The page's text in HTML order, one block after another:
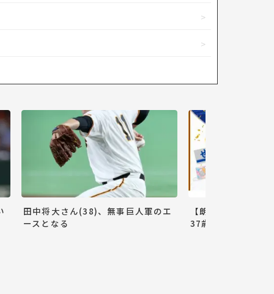
田中将大さん(38)、無事巨人軍のエ
ースとなる
【朗報】巨人小林
37歳ww